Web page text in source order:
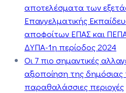
αποτελέσματα των
Επαγγελματικής
αποφοίτων ΕΠΑΣ και
ΔΥΠΑ-1η περίοδος 2024
Οι 7 πιο σημαντικές
αξιοποίηση της δημόσιας
παραθαλάσσιες περιοχές